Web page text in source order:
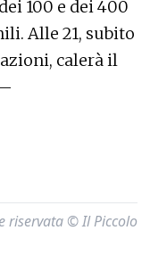
100 e dei 400
Alle 21, subito
calerà il
riservata © Il Piccolo